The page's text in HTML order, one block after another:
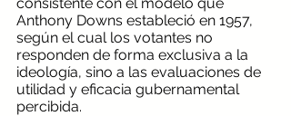
Anthony Downs estableció en 1957,
según el cual los votantes no
responden de forma exclusiva a la
ideología, sino a las evaluaciones de
utilidad y eficacia gubernamental
percibida.